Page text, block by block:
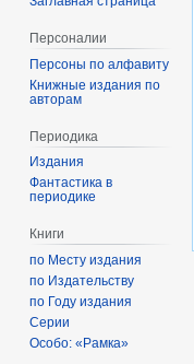
Персоналии
Персоны по алфавиту
Книжные издания по
авторам
Периодика
Издания
Фантастика в
периодике
Книги
по Месту издания
по Издательству
по Году издания
Серии
Особо: «Рамка»